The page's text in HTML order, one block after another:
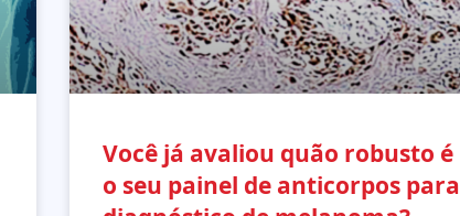
Você já avaliou quão robusto é
o seu painel de anticorpos para